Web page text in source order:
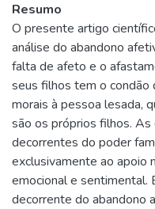
Resumo
O presente artigo
análise do abandono
falta de afeto e o
seus filhos tem o condão
morais à pessoa lesada,
são os próprios filhos.
decorrentes do poder
exclusivamente ao apoio
emocional e sentimental.
decorrente do abandono